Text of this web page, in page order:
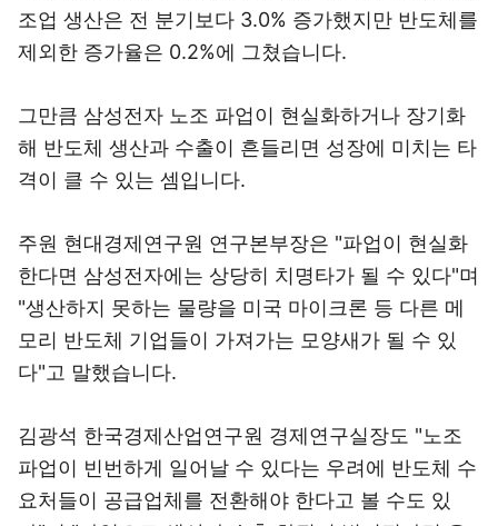
조업 생산은 전 분기보다 3.0% 증가했지만 반도체를
제외한 증가율은 0.2%에 그쳤습니다.
그만큼 삼성전자 노조 파업이 현실화하거나 장기화
해 반도체 생산과 수출이 흔들리면 성장에 미치는 타
격이 클 수 있는 셈입니다.
주원 현대경제연구원 연구본부장은 "파업이 현실화
한다면 삼성전자에는 상당히 치명타가 될 수 있다"며
"생산하지 못하는 물량을 미국 마이크론 등 다른 메
모리 반도체 기업들이 가져가는 모양새가 될 수 있
다"고 말했습니다.
김광석 한국경제산업연구원 경제연구실장도 "노조
파업이 빈번하게 일어날 수 있다는 우려에 반도체 수
요처들이 공급업체를 전환해야 한다고 볼 수도 있